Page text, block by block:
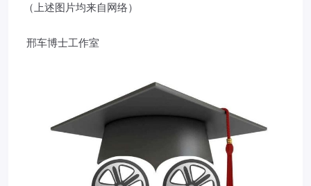
（上述图片均来自网络）
邢车博士工作室